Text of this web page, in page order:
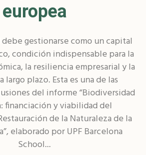
europea
gestionarse como un capital
condición indispensable para la
la resiliencia empresarial y la
largo plazo. Esta es una de las
del informe “Biodiversidad
financiación y viabilidad del
de la Naturaleza de la
elaborado por UPF Barcelona
School...